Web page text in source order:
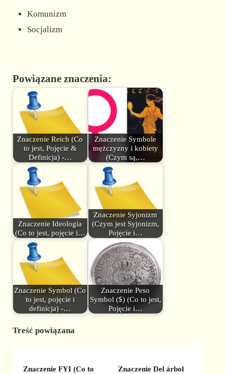
Komunizm
Socjalizm
Powiązane znaczenia:
Znaczenie Reich (Co
to jest, Pojęcie &
Definicja) -…
Znaczenie Symbole
mężczyzny i kobiety
(Czym są,…
Znaczenie Ideologia
(Co to jest, pojęcie i…
Znaczenie Syjonizm
(Czym jest Syjonizm,
Pojęcie i…
Znaczenie Symbol (Co
to jest, pojęcie i
definicja) -…
Znaczenie Peso
Symbol ($) (Co to jest,
Pojęcie i…
Treść powiązana
Znaczenie FYI (Co to
Znaczenie Del árbol